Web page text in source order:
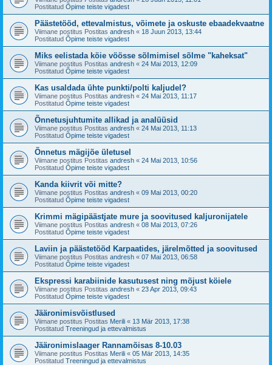
Postitatud Õpime teiste vigadest
Päästetööd, ettevalmistus, võimete ja oskuste ebaadekvaatne
Viimane postitus Postitas andresh « 18 Juun 2013, 13:44
Postitatud Õpime teiste vigadest
Miks eelistada köie vöösse sõlmimisel sõlme "kaheksat"
Viimane postitus Postitas andresh « 24 Mai 2013, 12:09
Postitatud Õpime teiste vigadest
Kas usaldada ühte punkti/polti kaljudel?
Viimane postitus Postitas andresh « 24 Mai 2013, 11:17
Postitatud Õpime teiste vigadest
Õnnetusjuhtumite allikad ja analüüsid
Viimane postitus Postitas andresh « 24 Mai 2013, 11:13
Postitatud Õpime teiste vigadest
Õnnetus mägijõe ületusel
Viimane postitus Postitas andresh « 24 Mai 2013, 10:56
Postitatud Õpime teiste vigadest
Kanda kiivrit või mitte?
Viimane postitus Postitas andresh « 09 Mai 2013, 00:20
Postitatud Õpime teiste vigadest
Krimmi mägipäästjate mure ja soovitused kaljuronijatele
Viimane postitus Postitas andresh « 08 Mai 2013, 07:26
Postitatud Õpime teiste vigadest
Laviin ja päästetööd Karpaatides, järelmõtted ja soovitused
Viimane postitus Postitas andresh « 07 Mai 2013, 06:58
Postitatud Õpime teiste vigadest
Ekspressi karabiinide kasutusest ning mõjust köiele
Viimane postitus Postitas andresh « 23 Apr 2013, 09:43
Postitatud Õpime teiste vigadest
Jääronimisvõistlused
Viimane postitus Postitas Merili « 13 Mär 2013, 17:38
Postitatud Treeningud ja ettevalmistus
Jääronimislaager Rannamõisas 8-10.03
Viimane postitus Postitas Merili « 05 Mär 2013, 14:35
Postitatud Treeningud ja ettevalmistus